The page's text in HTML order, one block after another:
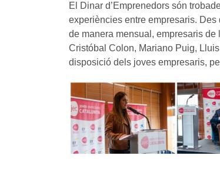
El Dinar d’Emprenedors són
experiències entre empresaris. Des
de manera mensual, empresaris de
Cristóbal Colon, Mariano Puig,
disposició dels joves empresaris,